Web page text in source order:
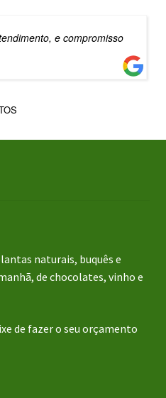
e compromisso
naturais, buquês e
de chocolates, vinho e
de fazer o seu orçamento